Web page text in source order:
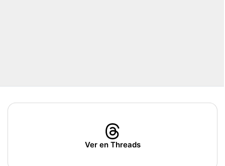
Ver en Threads